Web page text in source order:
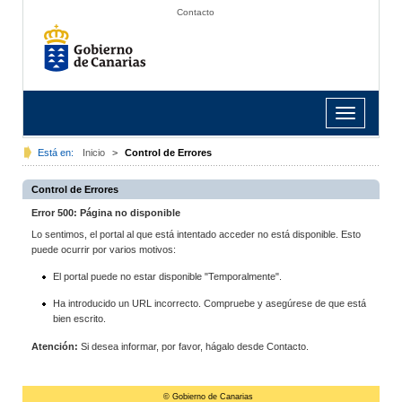
Contacto
Toggle
navigation
Está en: Inicio > Control de Errores
Control de Errores
Error 500: Página no disponible
Lo sentimos, el portal al que está intentado acceder no está disponible. Esto
puede ocurrir por varios motivos:
El portal puede no estar disponible "Temporalmente".
Ha introducido un URL incorrecto. Compruebe y asegúrese de que está
bien escrito.
Atención: Si desea informar, por favor, hágalo desde Contacto.
© Gobierno de Canarias